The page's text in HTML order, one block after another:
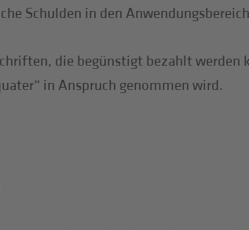
Schulden in den
die begünstigt bezahlt werden
in Anspruch genommen wird.